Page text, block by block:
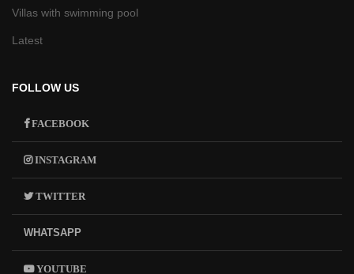
Villas with swimming pool
Latest
FOLLOW US
FACEBOOK
INSTAGRAM
TWITTER
WHATSAPP
YOUTUBE